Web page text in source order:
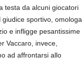
testa da alcuni giocatori
sportivo, omologa
e infligge pesantissime
Vaccaro, invece,
ad affrontarsi allo